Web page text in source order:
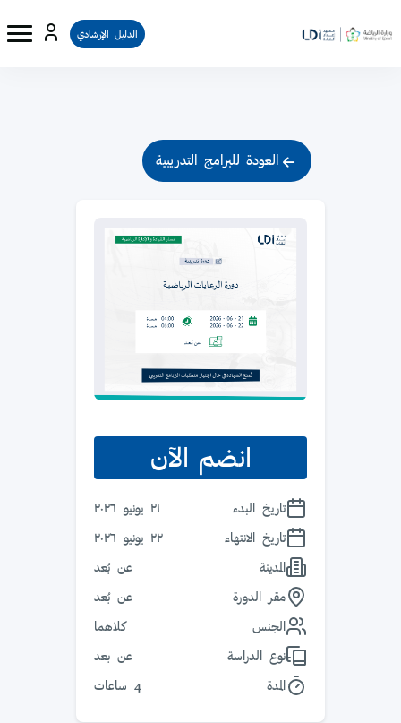
الدليل الإرشادي
العودة للبرامج التدريبية
انضم الآن
تاريخ البدء
٢١ يونيو ٢٠٢٦
تاريخ الانتهاء
٢٢ يونيو ٢٠٢٦
المدينة
عن بُعد
مقر الدورة
عن بُعد
الجنس
كلاهما
نوع الدراسة
عن بعد
المدة
4 ساعات